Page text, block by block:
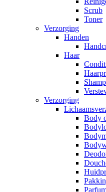
Scrub
Toner
Verzorging
Handen
Haar
Verzorging
Body